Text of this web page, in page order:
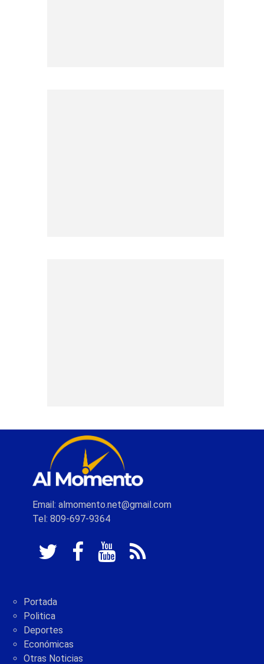
Email: almomento.net@gmail.com
Tel: 809-697-9364
Portada
Politica
Deportes
Económicas
Otras Noticias